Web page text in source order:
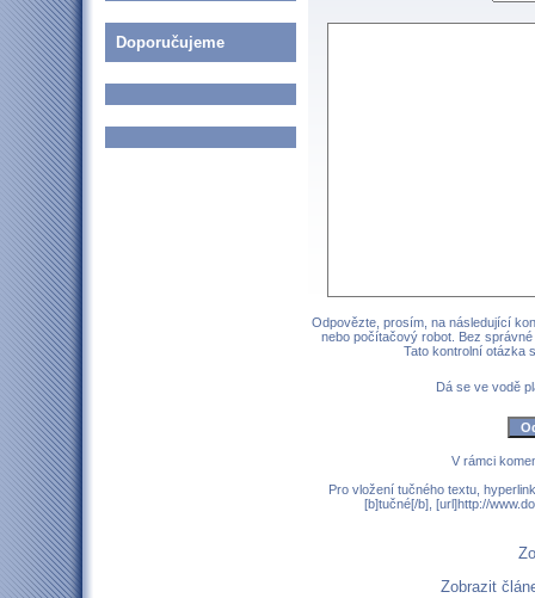
Doporučujeme
Odpovězte, prosím, na následující
nebo počítačový robot. Bez
Tato kontrolní otázka
Dá se ve vodě
V rámci
Pro vložení tučného textu,
[b]tučné[/b], [url]http://
Zobrazit